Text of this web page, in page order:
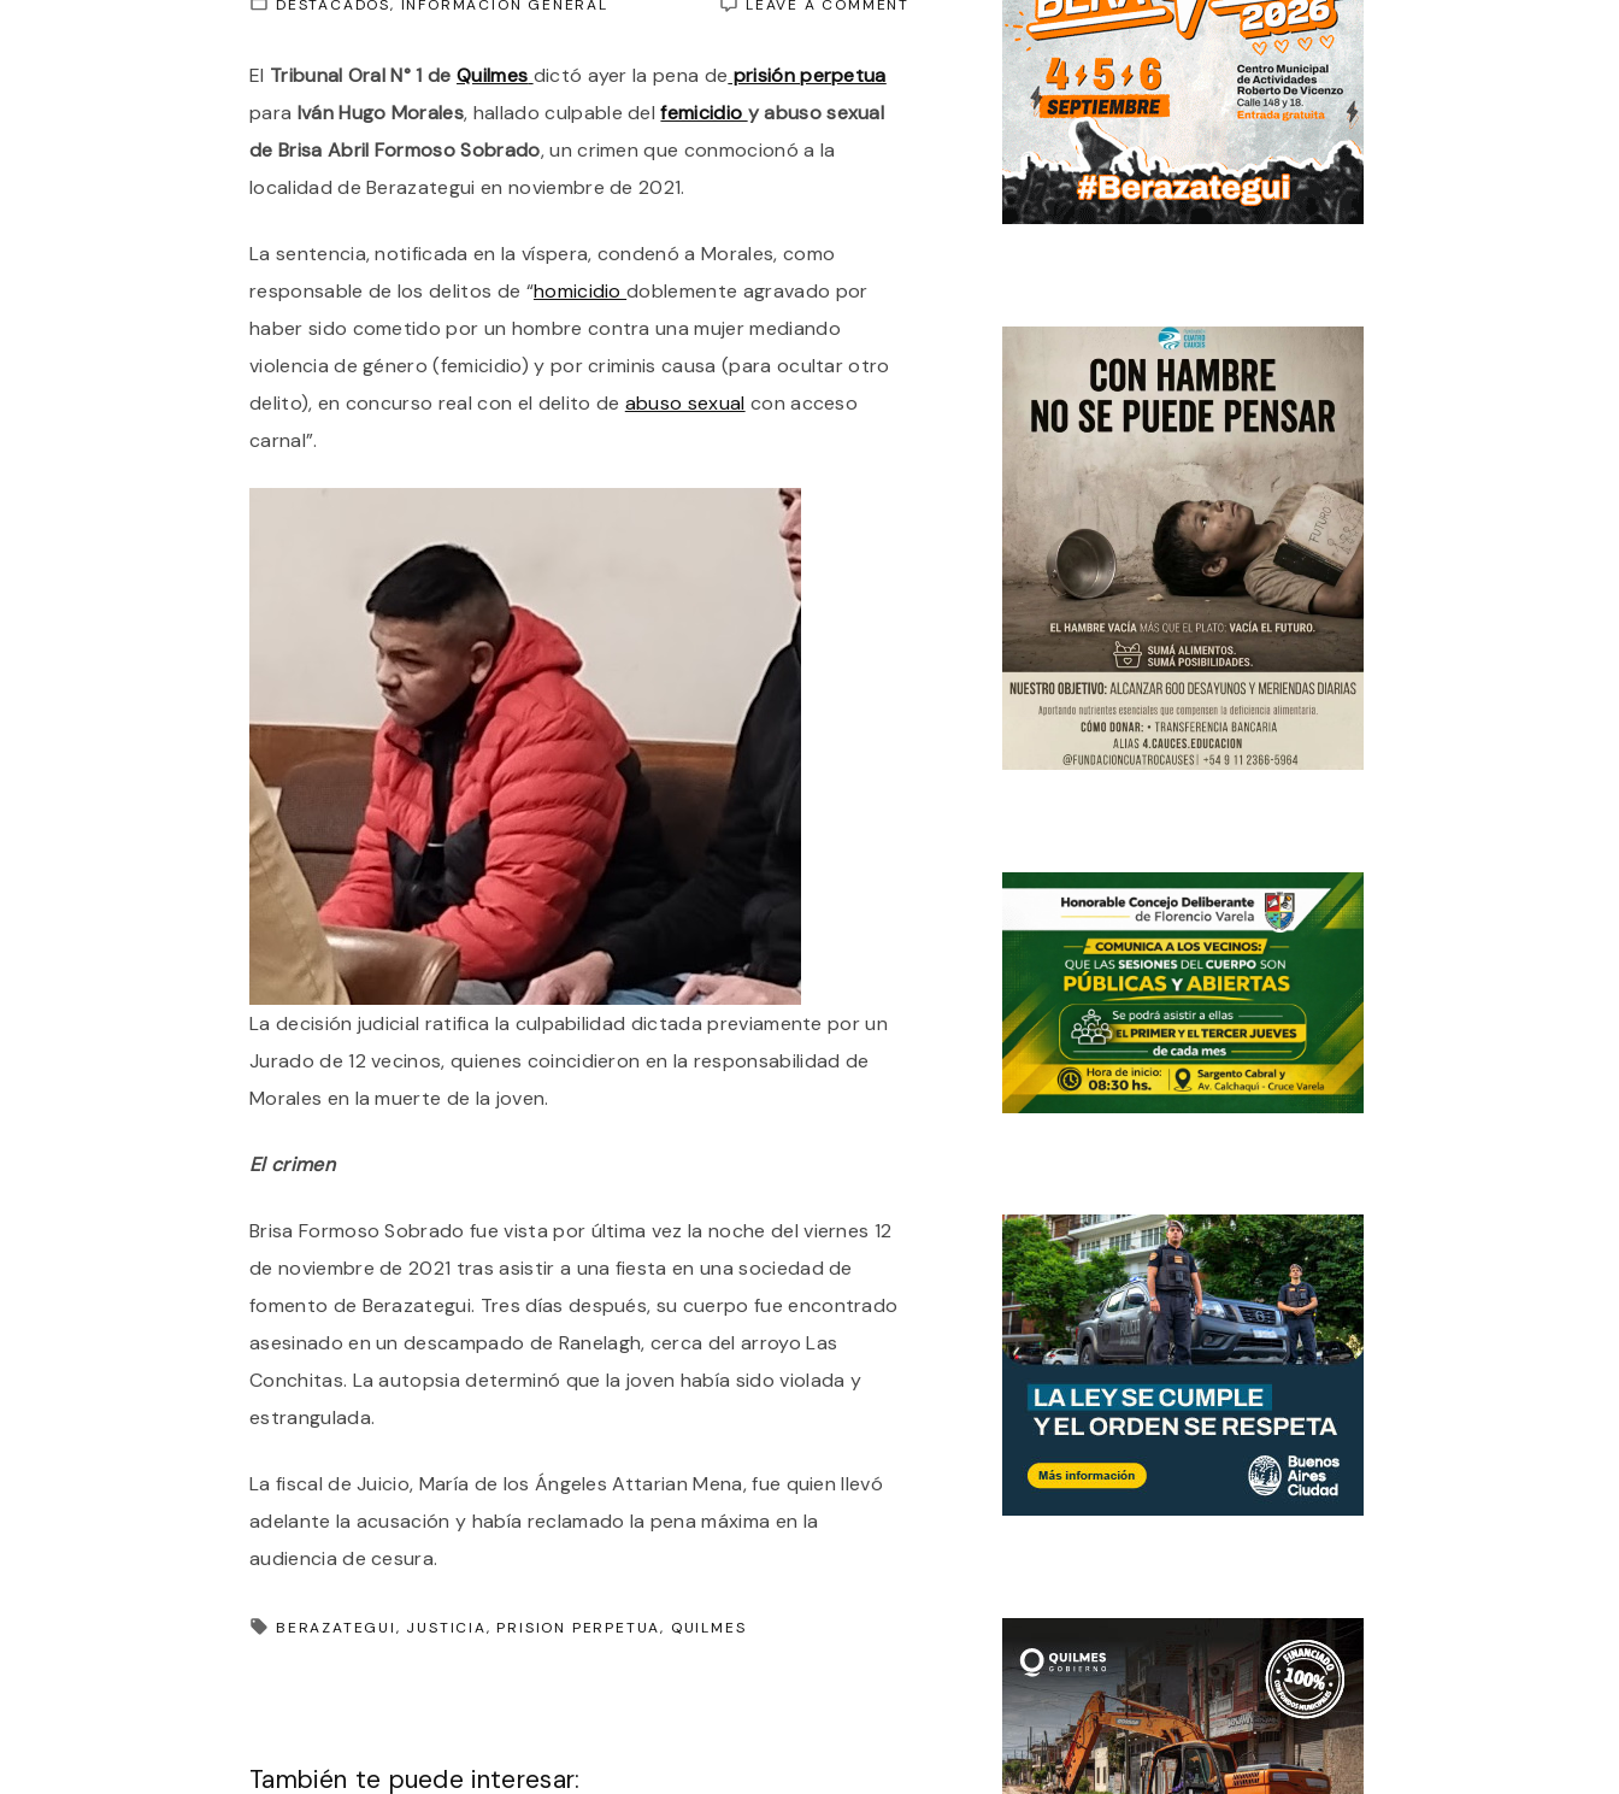
DESTACADOS INFORMACIÓN GENERAL LEAVE A COMMENT
El Tribunal Oral N° 1 deQuilmes dictó ayer la pena de prisión perpetua
para Iván Hugo Morales, hallado culpable delfemicidio y abuso sexual
de Brisa Abril Formoso Sobrado, un crimen que conmocionó a la
localidad de Berazategui en noviembre de 2021.
La sentencia, notificada en la víspera, condenó a Morales, como
responsable de los delitos de “homicidiodoblemente agravado por
haber sido cometido por un hombre contra una mujer mediando
violencia de género (femicidio) y por criminis causa (para ocultar otro
delito), en concurso real con el delito de abuso sexual con acceso
carnal”.
La decisión judicial ratifica la culpabilidad dictada previamente por un
Jurado de 12 vecinos, quienes coincidieron en la responsabilidad de
Morales en la muerte de la joven.
El crimen
Brisa Formoso Sobrado fue vista por última vez la noche del viernes 12
de noviembre de 2021 tras asistir a una fiesta en una sociedad de
fomento de Berazategui. Tres días después, su cuerpo fue encontrado
asesinado en un descampado de Ranelagh, cerca del arroyo Las
Conchitas. La autopsia determinó que la joven había sido violada y
estrangulada.
La fiscal de Juicio, María de los Ángeles Attarian Mena, fue quien llevó
adelante la acusación y había reclamado la pena máxima en la
audiencia de cesura.
BERAZATEGUI JUSTICIA PRISION PERPETUA QUILMES
También te puede interesar: